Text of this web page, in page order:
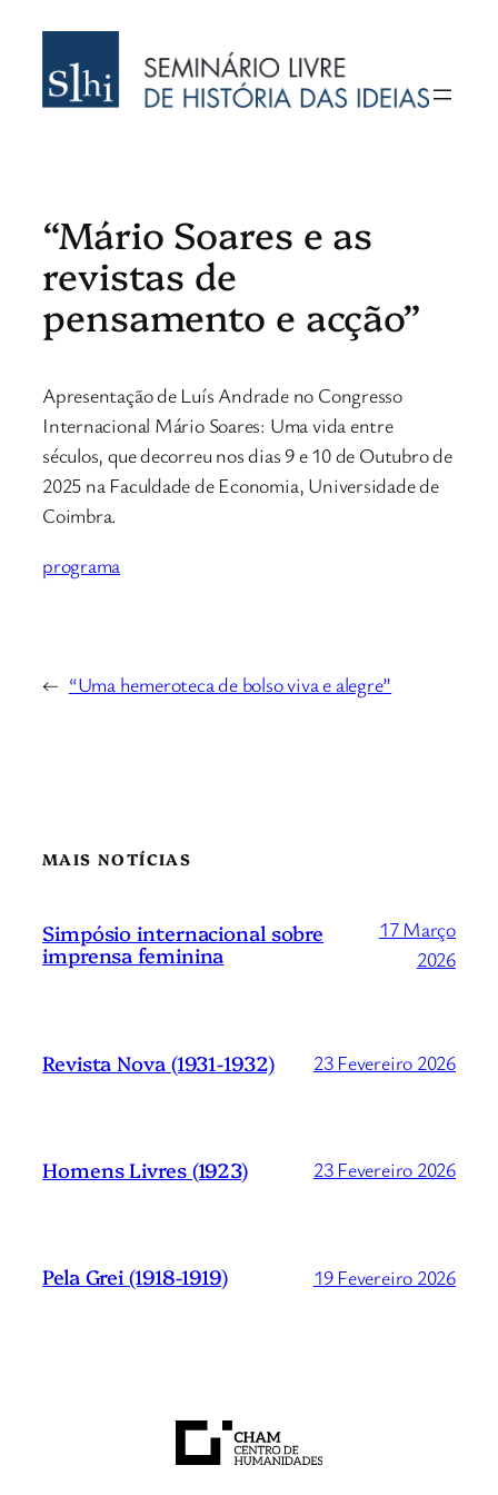
“Mário Soares e as
revistas de
pensamento e acção”
Apresentação de Luís Andrade no Congresso
Internacional Mário Soares: Uma vida entre
séculos, que decorreu nos dias 9 e 10 de Outubro de
2025 na Faculdade de Economia, Universidade de
Coimbra.
programa
← “Uma hemeroteca de bolso viva e alegre”
MAIS NOTÍCIAS
Simpósio internacional sobre
imprensa feminina
17 Março
2026
Revista Nova (1931-1932) 23 Fevereiro 2026
Homens Livres (1923) 23 Fevereiro 2026
Pela Grei (1918-1919) 19 Fevereiro 2026